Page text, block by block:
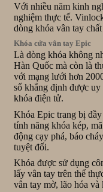
Với nhiều năm kinh
nghiệm thực tế.
dòng khóa vân tay
Khóa cửa vân tay Epic
Là dòng khóa không
Hàn Quốc mà còn là
với mạng lưới hơn
số khẳng định được
khóa điện tử.
Khóa Epic trang bị
tính năng khóa kép,
động cạy phá, báo
tuyệt đối.
Khóa được sử dụng
lấy vân tay trên thể
vân tay mờ, lão hóa và